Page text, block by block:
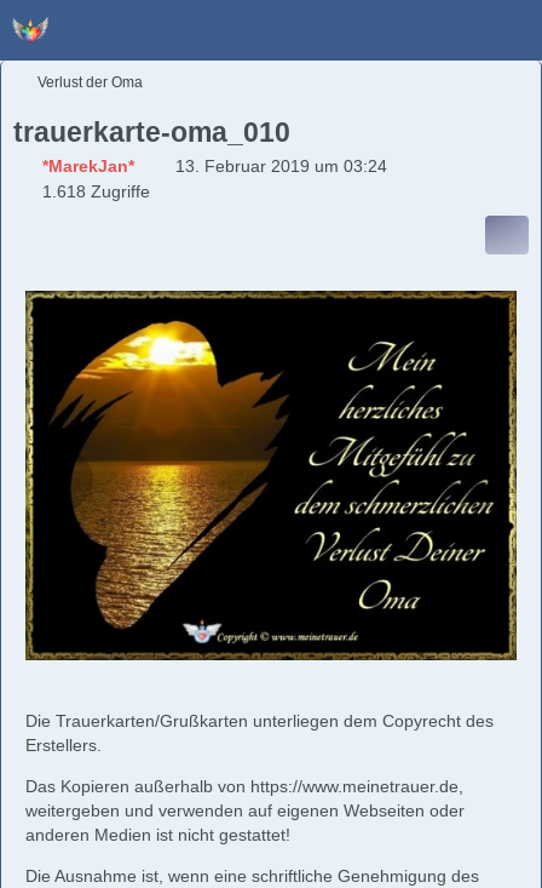
Verlust der Oma
trauerkarte-oma_010
*MarekJan*
13. Februar 2019 um 03:24
1.618 Zugriffe
Die Trauerkarten/Grußkarten unterliegen dem Copyrecht des
Erstellers.
Das Kopieren außerhalb von https://www.meinetrauer.de
weitergeben und verwenden auf eigenen Webseiten oder
anderen Medien ist nicht gestattet!
Die Ausnahme ist, wenn eine schriftliche Genehmigung des